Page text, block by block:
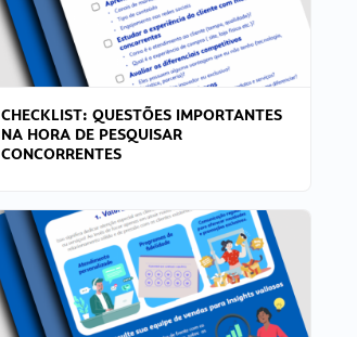
CHECKLIST: QUESTÕES IMPORTANTES
NA HORA DE PESQUISAR
CONCORRENTES